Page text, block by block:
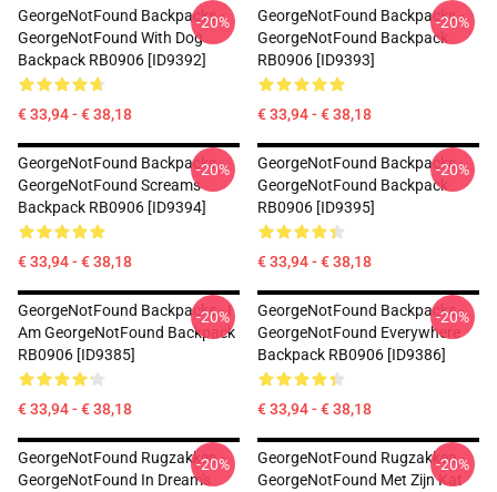
GeorgeNotFound Backpacks -
GeorgeNotFound With Dog
Backpack RB0906 [ID9392]
€ 33,94 - € 38,18
-20%
GeorgeNotFound Backpacks -
GeorgeNotFound Backpack
RB0906 [ID9393]
€ 33,94 - € 38,18
-20%
GeorgeNotFound Backpacks -
GeorgeNotFound Screams
Backpack RB0906 [ID9394]
€ 33,94 - € 38,18
-20%
GeorgeNotFound Backpacks -
GeorgeNotFound Backpack
RB0906 [ID9395]
€ 33,94 - € 38,18
-20%
GeorgeNotFound Backpacks - I
Am GeorgeNotFound Backpack
RB0906 [ID9385]
€ 33,94 - € 38,18
-20%
GeorgeNotFound Backpacks -
GeorgeNotFound Everywhere
Backpack RB0906 [ID9386]
€ 33,94 - € 38,18
-20%
GeorgeNotFound Rugzakken -
GeorgeNotFound In Dream's
-20%
GeorgeNotFound Rugzakken -
GeorgeNotFound Met Zijn Kat
-20%